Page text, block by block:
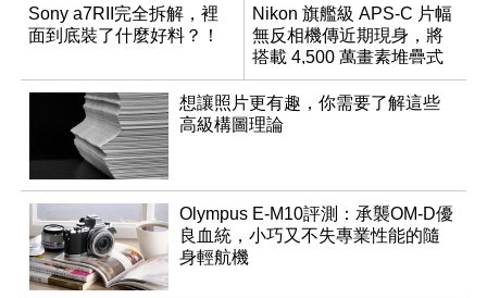
Sony a7RII完全拆解，裡
面到底裝了什麼好料？！
Nikon 旗艦級 APS-C 片幅
無反相機傳近期現身，將
搭載 4,500 萬畫素堆疊式
感光元件？
想讓照片更有趣，你需要了解這些
高級構圖理論
Olympus E-M10評測：承襲OM-D優
良血統，小巧又不失專業性能的隨
身輕航機